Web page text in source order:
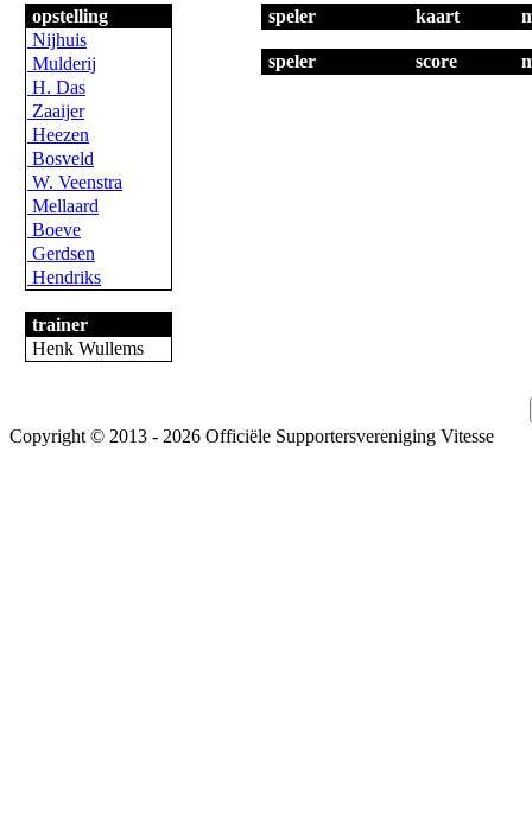
opstelling
Nijhuis
Mulderij
H. Das
Zaaijer
Heezen
Bosveld
W. Veenstra
Mellaard
Boeve
Gerdsen
Hendriks
trainer
Henk Wullems
speler kaart
speler score
Copyright © 2013 - 2026 Officiële Supportersvereniging Vitesse